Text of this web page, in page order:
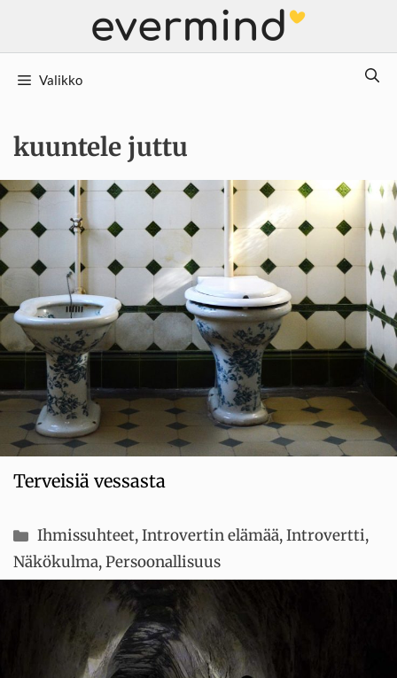
Valikko
kuuntele juttu
Terveisiä vessasta
Kategoriat
Ihmissuhteet,Introvertin elämää,Introvertti,
Näkökulma,Persoonallisuus